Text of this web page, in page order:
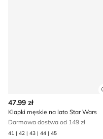
47.99 zł
Klapki męskie na lato Star Wars
Darmowa dostwa od 149 zł
41 | 42 | 43 | 44 | 45